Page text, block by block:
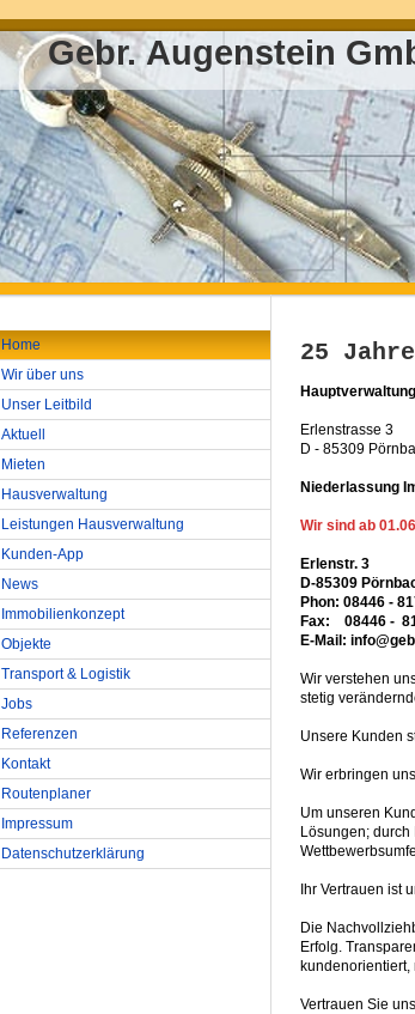
Gebr. Augenstein
Home
Wir über uns
Unser Leitbild
Aktuell
Mieten
Hausverwaltung
Leistungen Hausverwaltung
Kunden-App
News
Immobilienkonzept
Objekte
Transport & Logistik
Jobs
Referenzen
Kontakt
Routenplaner
Impressum
Datenschutzerklärung
25
Erlenstrasse 3
D -
Niederlassung
Wir sind ab
Erlenstr. 3
D-85309
Phon: 08446 -
Fax: 08446 -
E-Mail:
Wir verstehen
stetig
Unsere Kunden
Wir erbringen
Um unseren
Lösungen;
Ihr Vertrauen ist
Die
Erfolg.
Vertrauen Sie